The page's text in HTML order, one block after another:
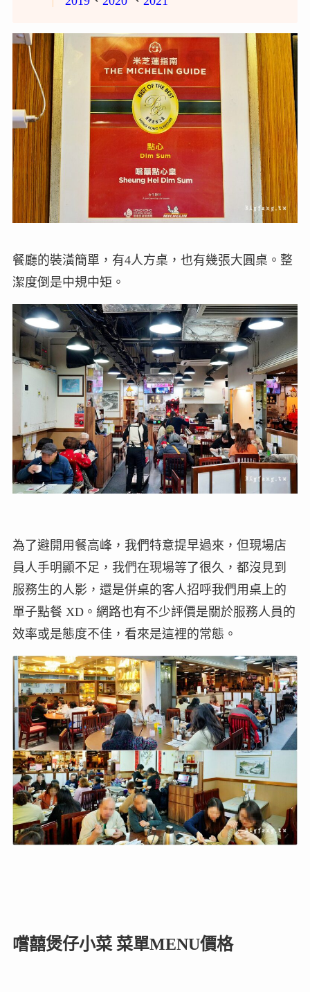
餐廳的裝潢簡單，有4人方桌，也有幾張大圓桌。整
潔度倒是中規中矩。
為了避開用餐高峰，我們特意提早過來，但現場店
員人手明顯不足，我們在現場等了很久，都沒見到
服務生的人影，還是併桌的客人招呼我們用桌上的
單子點餐 XD。網路也有不少評價是關於服務人員的
效率或是態度不佳，看來是這裡的常態。
嚐囍煲仔小菜 菜單MENU價格